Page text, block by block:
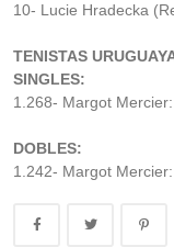
10- Lucie Hradecka
TENISTAS
SINGLES:
1.268- Margot
DOBLES:
1.242- Margot